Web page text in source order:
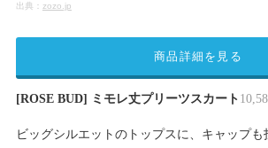
出典： zozo.jp
[ROSE BUD] ミモレ丈プリーツスカート
ビッグシルエットのトップスに、キャップも
商品詳細を見る